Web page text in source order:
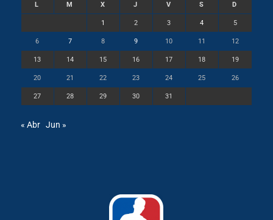
L M X J V S D
1 2 3 4 5
6 7 8 9 10 11 12
13 14 15 16 17 18 19
20 21 22 23 24 25 26
27 28 29 30 31
« Abr Jun »